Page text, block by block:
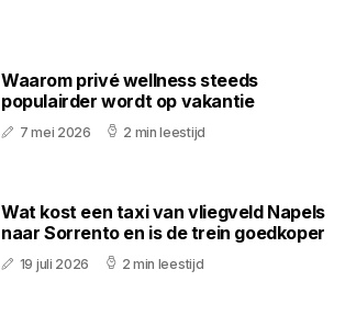
Waarom privé wellness steeds
populairder wordt op vakantie
7 mei 2026 2 min leestijd
Wat kost een taxi van vliegveld Napels
naar Sorrento en is de trein goedkoper
19 juli 2026 2 min leestijd